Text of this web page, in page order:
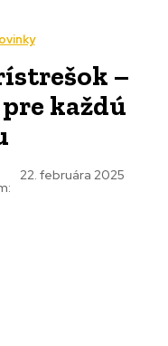
–
každú
22. februára 2025